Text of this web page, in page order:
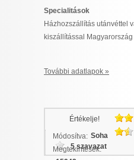
Specialitások
Házhozszállítás utánvéttel
kiszállítással
További adatlapok »
Értékelje!
5 szavazat
Módosítva: Soha
Megtekintések: